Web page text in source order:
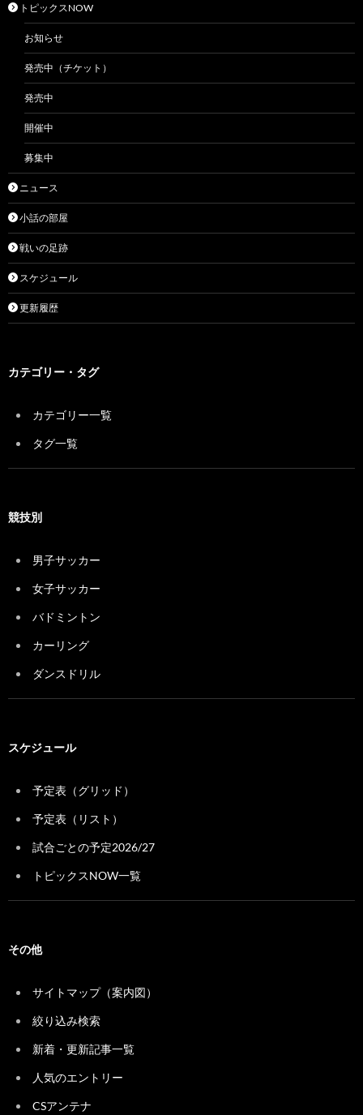
トピックスNOW
お知らせ
発売中（チケット）
発売中
開催中
募集中
ニュース
小話の部屋
戦いの足跡
スケジュール
更新履歴
カテゴリー・タグ
カテゴリー一覧
タグ一覧
競技別
男子サッカー
女子サッカー
バドミントン
カーリング
ダンスドリル
スケジュール
予定表（グリッド）
予定表（リスト）
試合ごとの予定2026/27
トピックスNOW一覧
その他
サイトマップ（案内図）
絞り込み検索
新着・更新記事一覧
人気のエントリー
CSアンテナ